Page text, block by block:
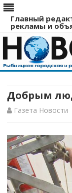
Главный
рекламы и
Добрым
Газета Новости